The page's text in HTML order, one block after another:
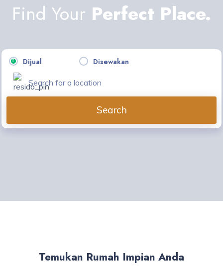
Find Your Perfect Place.
Dijual Disewakan
Temukan Rumah Impian Anda